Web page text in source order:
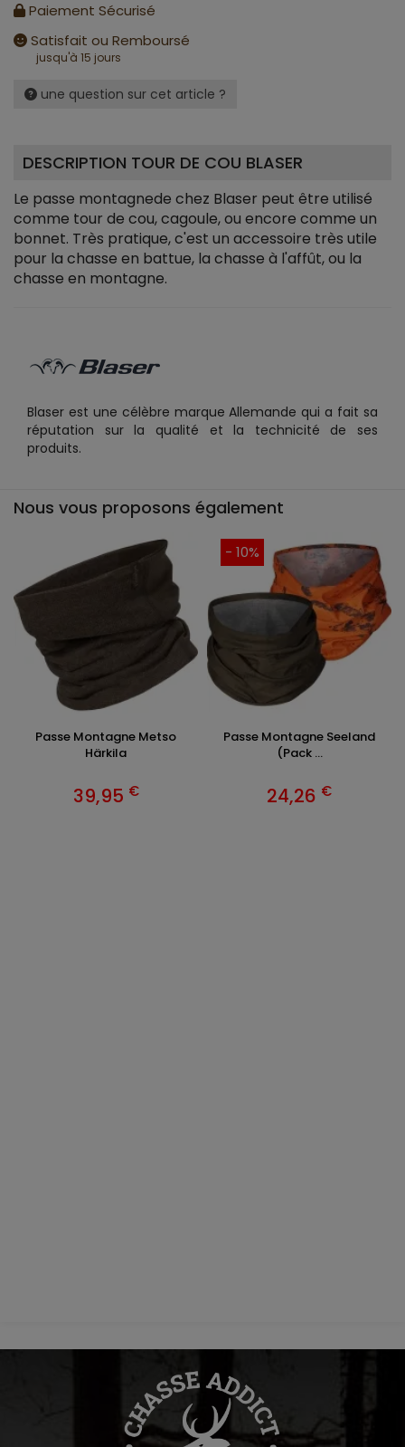
Paiement Sécurisé
Satisfait ou Remboursé
jusqu'à 15 jours
une question sur cet article ?
DESCRIPTION TOUR DE COU BLASER
Le passe montagnede chez Blaser peut être utilisé
comme tour de cou, cagoule, ou encore comme un
bonnet. Très pratique, c'est un accessoire très utile
pour la chasse en battue, la chasse à l'affût, ou la
chasse en montagne.
Blaser est une célèbre marque Allemande qui a fait sa
réputation sur la qualité et la technicité de ses
produits.
Nous vous proposons également
Passe Montagne Metso
Härkila
39,95 €
- 10%
Passe Montagne Seeland
(Pack ...
24,26 €